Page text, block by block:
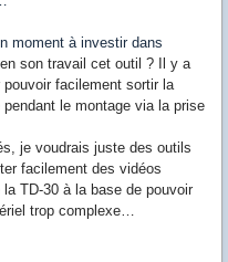
moment à investir dans
son travail cet outil ? Il y a
facilement sortir la
le montage via la prise
je voudrais juste des outils
facilement des vidéos
TD-30 à la base de pouvoir
trop complexe…